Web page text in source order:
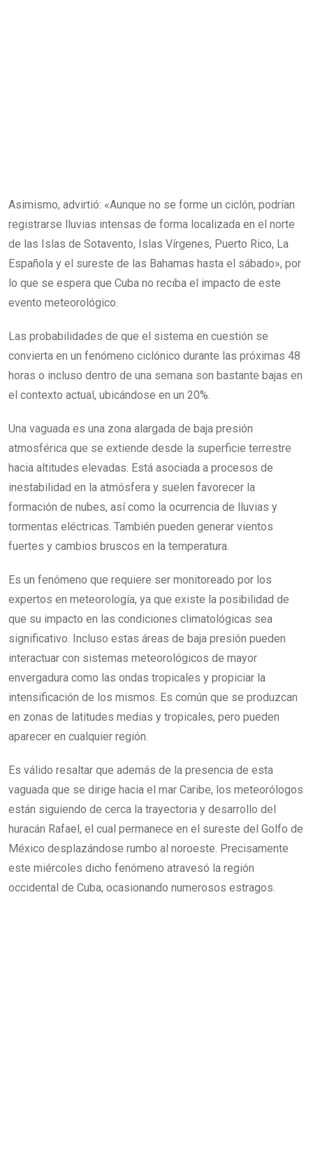
Asimismo, advirtió: «Aunque no se forme un ciclón, podrían
registrarse lluvias intensas de forma localizada en el norte
de las Islas de Sotavento, Islas Vírgenes, Puerto Rico, La
Española y el sureste de las Bahamas hasta el sábado», por
lo que se espera que Cuba no reciba el impacto de este
evento meteorológico.
Las probabilidades de que el sistema en cuestión se
convierta en un fenómeno ciclónico durante las próximas 48
horas o incluso dentro de una semana son bastante bajas en
el contexto actual, ubicándose en un 20%.
Una vaguada es una zona alargada de baja presión
atmosférica que se extiende desde la superficie terrestre
hacia altitudes elevadas. Está asociada a procesos de
inestabilidad en la atmósfera y suelen favorecer la
formación de nubes, así como la ocurrencia de lluvias y
tormentas eléctricas. También pueden generar vientos
fuertes y cambios bruscos en la temperatura.
Es un fenómeno que requiere ser monitoreado por los
expertos en meteorología, ya que existe la posibilidad de
que su impacto en las condiciones climatológicas sea
significativo. Incluso estas áreas de baja presión pueden
interactuar con sistemas meteorológicos de mayor
envergadura como las ondas tropicales y propiciar la
intensificación de los mismos. Es común que se produzcan
en zonas de latitudes medias y tropicales, pero pueden
aparecer en cualquier región.
Es válido resaltar que además de la presencia de esta
vaguada que se dirige hacia el mar Caribe, los meteorólogos
están siguiendo de cerca la trayectoria y desarrollo del
huracán Rafael, el cual permanece en el sureste del Golfo de
México desplazándose rumbo al noroeste. Precisamente
este miércoles dicho fenómeno atravesó la región
occidental de Cuba, ocasionando numerosos estragos.